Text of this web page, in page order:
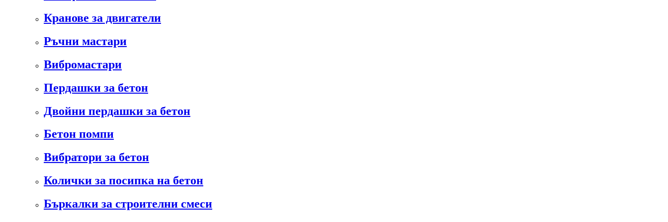
Кранове за двигатели
Ръчни мастари
Вибромастари
Пердашки за бетон
Двойни пердашки за бетон
Бетон помпи
Вибратори за бетон
Колички за посипка на бетон
Бъркалки за строителни смеси